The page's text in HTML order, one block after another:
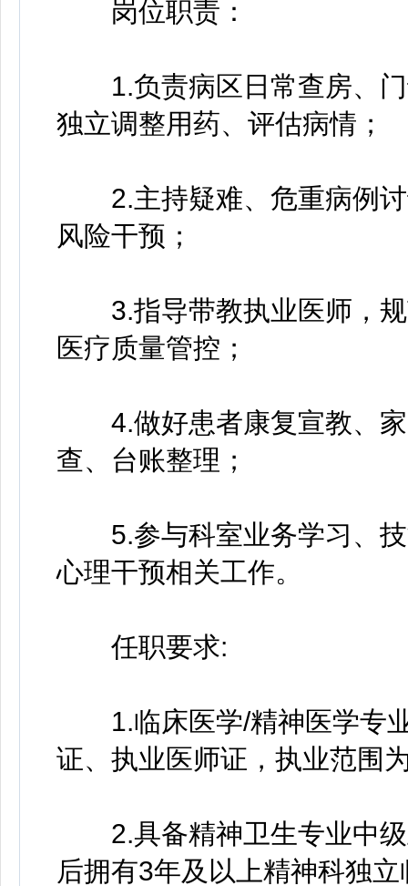
岗位职责：
1.负责病区日常查房、门
独立调整用药、评估病情；
2.主持疑难、危重病例讨
风险干预；
3.指导带教执业医师，规
医疗质量管控；
4.做好患者康复宣教、家
查、台账整理；
5.参与科室业务学习、技
心理干预相关工作。
任职要求:
1.临床医学/精神医学专业
证、执业医师证，执业范围
2.具备精神卫生专业中级
后拥有3年及以上精神科独